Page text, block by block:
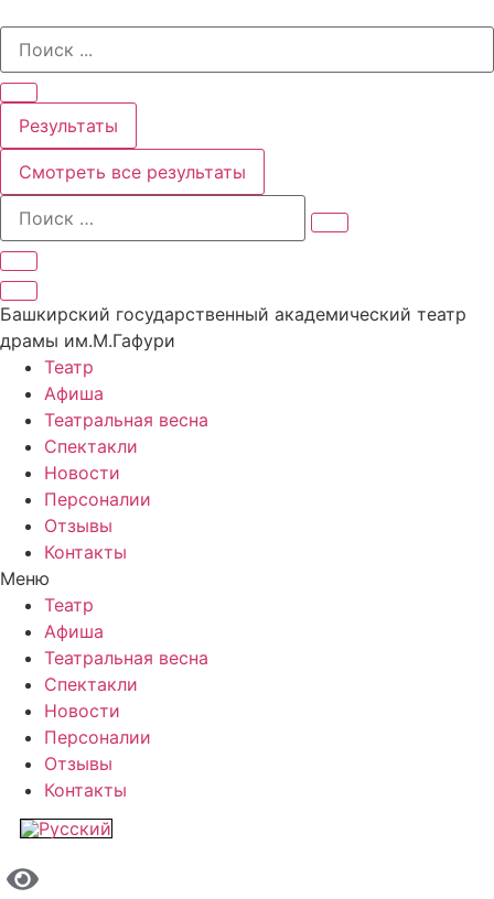
содержимому
Search
Результаты
Смотреть все результаты
Башкирский государственный академический театр
драмы им.М.Гафури
Театр
Афиша
Театральная весна
Спектакли
Новости
Персоналии
Отзывы
Контакты
Меню
Театр
Афиша
Театральная весна
Спектакли
Новости
Персоналии
Отзывы
Контакты